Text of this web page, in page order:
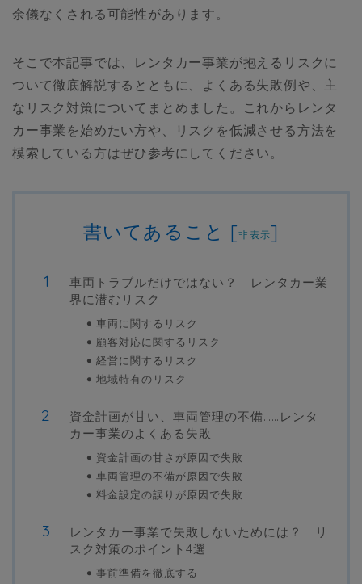
余儀なくされる可能性があります。
そこで本記事では、レンタカー事業が抱えるリスクに
ついて徹底解説するとともに、よくある失敗例や、主
なリスク対策についてまとめました。これからレンタ
カー事業を始めたい方や、リスクを低減させる方法を
模索している方はぜひ参考にしてください。
書いてあること [非表示]
車両トラブルだけではない？ レンタカー業
界に潜むリスク
車両に関するリスク
顧客対応に関するリスク
経営に関するリスク
地域特有のリスク
資金計画が甘い、車両管理の不備……レンタ
カー事業のよくある失敗
資金計画の甘さが原因で失敗
車両管理の不備が原因で失敗
料金設定の誤りが原因で失敗
レンタカー事業で失敗しないためには？ リ
スク対策のポイント4選
事前準備を徹底する